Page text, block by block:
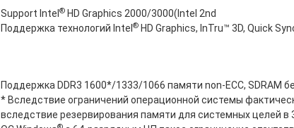
Support Intel ® HD Graphics 2000/3000(Intel 2nd
Поддержка технологий Intel ® HD Graphics, InTru™ 3D, Quick
Поддержка DDR3 1600*/1333/1066 памяти non-ECC, SDRAM
* Вследствие ограничений операционной системы
вследствие резервирования памяти для системных целей в